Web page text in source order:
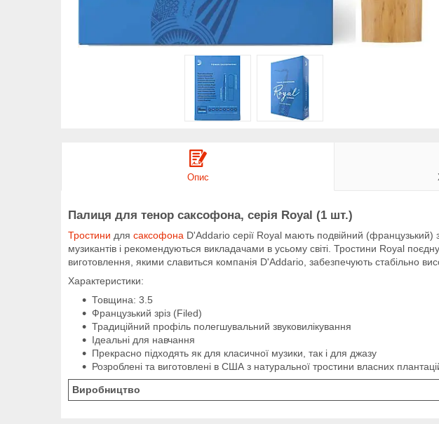
Опис
Палиця для тенор саксофона, серія Royal (1 шт.)
Тростини для саксофона D'Addario серії Royal мають подвійний (французький)
музикантів і рекомендуються викладачами в усьому світі. Тростини Royal
виготовлення, якими славиться компанія D'Addario, забезпечують стабільно
Характеристики:
Товщина: 3.5
Французький зріз (Filed)
Традиційний профіль полегшувальний звуковилікування
Ідеальні для навчання
Прекрасно підходять як для класичної музики, так і для джазу
Розроблені та виготовлені в США з натуральної тростини власних
Виробництво